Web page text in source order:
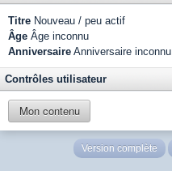
Titre Nouveau / peu actif
Âge Âge inconnu
Anniversaire Anniversaire inconnu
Contrôles utilisateur
Mon contenu
Version complète